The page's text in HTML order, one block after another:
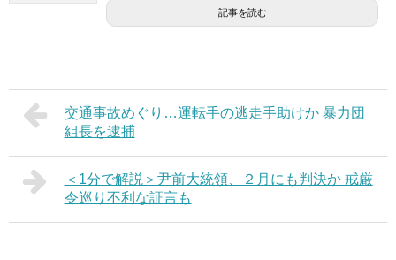
記事を読む
交通事故めぐり…運転手の逃走手助けか 暴力団
組長を逮捕
＜1分で解説＞尹前大統領、２月にも判決か 戒厳
令巡り不利な証言も